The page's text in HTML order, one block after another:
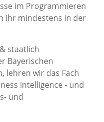
im Programmieren
ihr mindestens in der
staatlich
Bayerischen
lehren wir das Fach
Intelligence - und
und